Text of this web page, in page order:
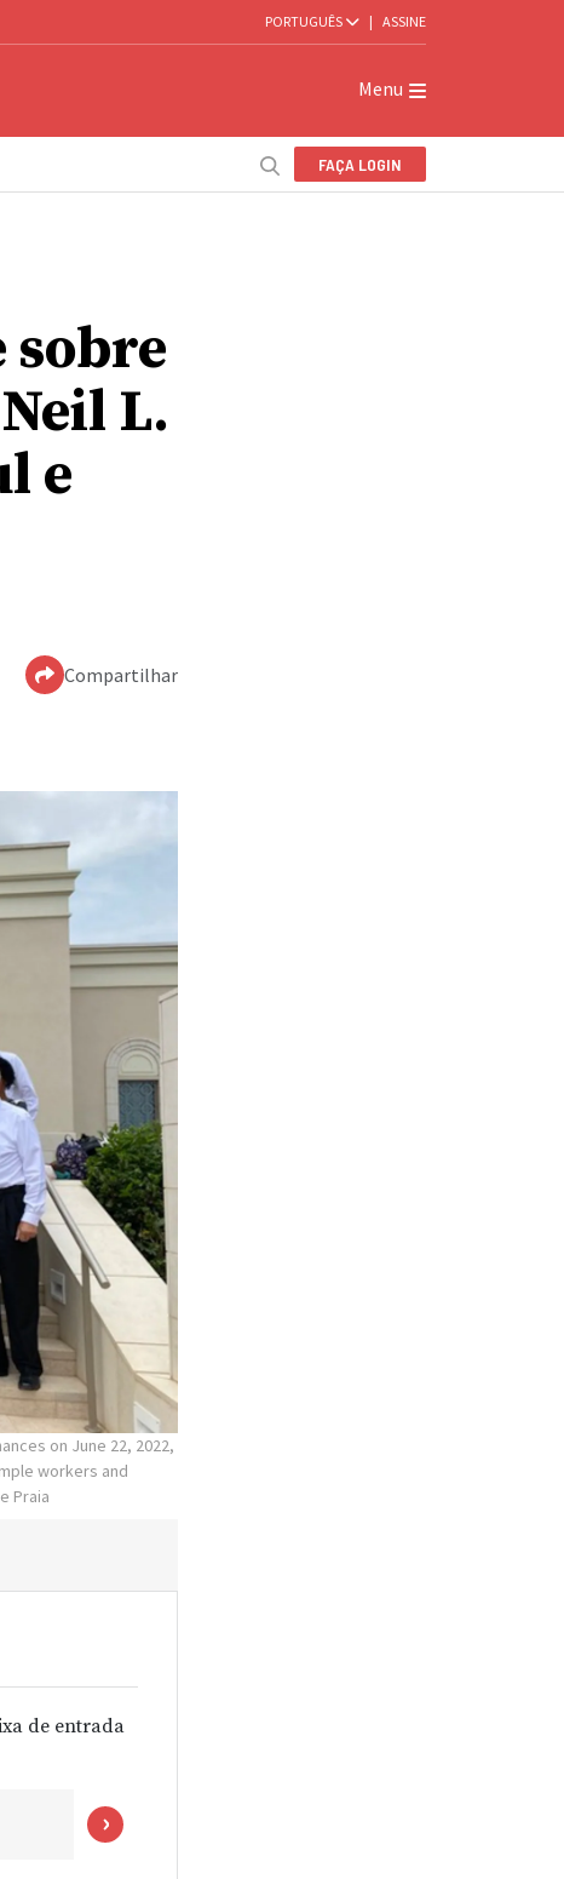
PORTUGUÊS | ASSINE
Menu
FAÇA LOGIN
sobre
L.
e
Compartilhar
on June 22, 2022,
workers and
Praia
de entrada